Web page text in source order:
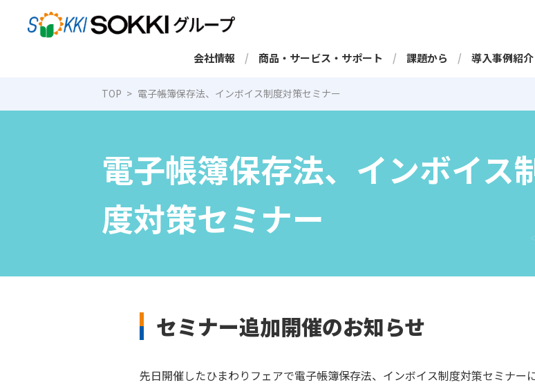
会社情報 商品・サービス・サポート 課題から 導入事例紹介
TOP 電子帳簿保存法、インボイス制度対策セミナー
電子帳簿保存法、インボイス
度対策セミナー
セミナー追加開催のお知らせ
先日開催したひまわりフェアで電子帳簿保存法、インボイス制度対策セミナ